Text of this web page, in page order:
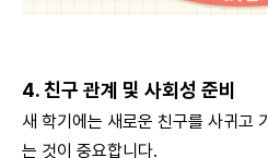
4. 친구 관계 및 사회성 준비
새 학기에는 새로운 친구를 사귀고
는 것이 중요합니다.